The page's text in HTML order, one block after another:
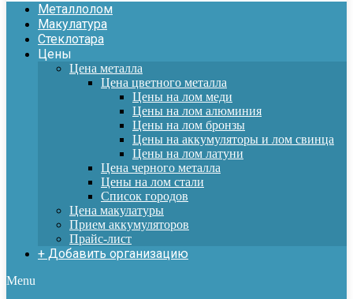
Металлолом
Макулатура
Стеклотара
Цены
Цена металла
Цена цветного металла
Цены на лом меди
Цены на лом алюминия
Цены на лом бронзы
Цены на аккумуляторы и лом свинца
Цены на лом латуни
Цена черного металла
Цены на лом стали
Список городов
Цена макулатуры
Прием аккумуляторов
Прайс-лист
+ Добавить организацию
Menu